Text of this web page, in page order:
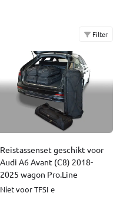
Filter
Reistassenset geschikt voor
Audi A6 Avant (C8) 2018-
2025 wagon Pro.Line
Niet voor TFSI e